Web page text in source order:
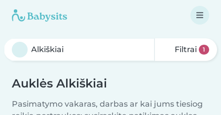
Filtrai 1
Auklės Alkiškiai
Pasimatymo vakaras, darbas ar kai jums tiesiog